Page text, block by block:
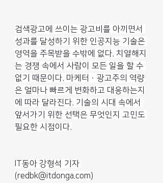
검색광고에 쓰이는 광고비를 아끼면서
성과를 달성하기 위한 인공지능 기술은
영역을 주목받을 수밖에 없다. 치열해지
는 경쟁 속에서 사람이 모든 일을 할 수
없기 때문이다. 마케터ㆍ광고주의 역량
은 얼마나 빠르게 변화하고 대응하는지
에 따라 달라진다. 기술의 시대 속에서
앞서가기 위한 선택은 무엇인지 고민도
필요한 시점이다.
IT동아 강형석 기자
(redbk@itdonga.com)